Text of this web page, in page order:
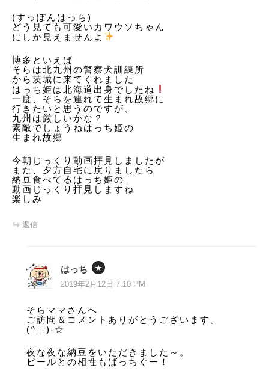
(すっぽんはっち)
どう見ても可愛いカワウソちゃん
にしか見えませんよ
博多といえば
そらは北九州の警察犬訓練所
から茨城に来てくれました
はっち姫は北海道出身でしたね
一度、そらを連れて生まれ故郷に
行きたいと思うのですが、
九州は厳しいかな？
素敵でしょうねはっち姫の
生まれ故郷
今朝じっくり動画拝見しましたが
また、夕方自宅に戻りましたら
納豆食べてるはっち姫の
動画じっくり拝見しますね
楽しみ
返信
はっち
2019年2月12日 7:10 PM
そらママさんへ
ご訪問＆コメントありがとうございます。
(^_-)-☆
夜な夜な納豆をいただきました～。
ビールとの相性もばっちぐー！